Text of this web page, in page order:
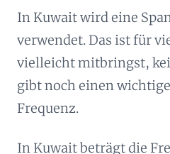
In Kuwait wird eine
verwendet. Das ist für
vielleicht mitbringst,
gibt noch einen
Frequenz.
In Kuwait beträgt die